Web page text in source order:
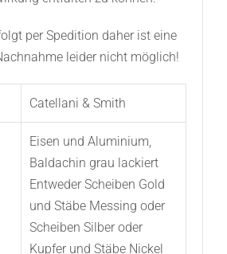
per Spedition daher ist eine
leider nicht möglich!
Catellani & Smith
Eisen und Aluminium,
Baldachin grau lackiert
Entweder Scheiben Gold
und Stäbe Messing oder
Scheiben Silber oder
Kupfer und Stäbe Nickel